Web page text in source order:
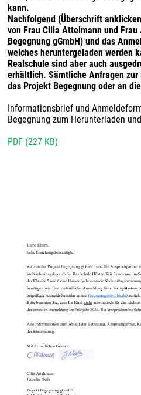
kann.
Nachfolgend (Überschrift
von Frau Cilia Attelmann und
Begegnung gGmbH) und das
welches heruntergeladen werden
Realschule sind aber auch
erhältlich. Sämtliche Anfragen
das Projekt Begegnung oder an
Informationsbrief und
Begegnung zum Herunterladen
PDF (227 KB)